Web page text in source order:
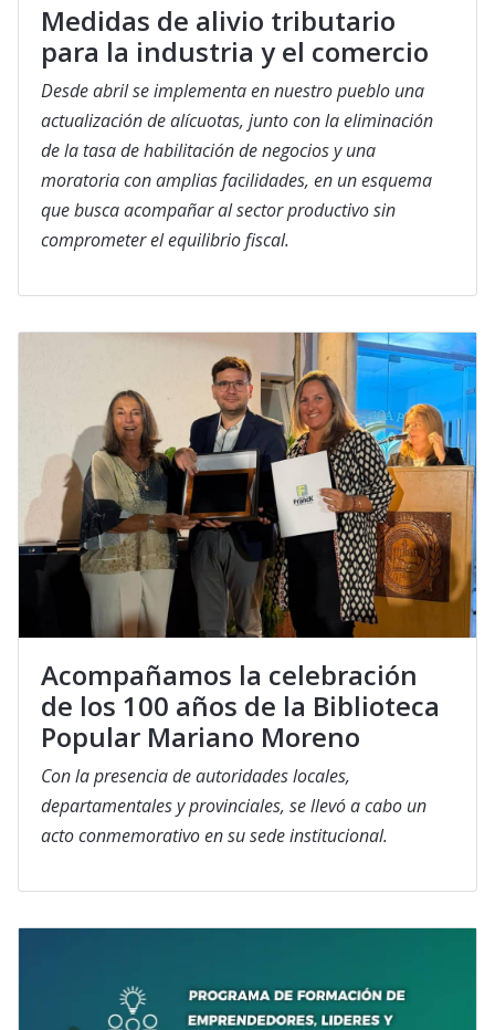
Medidas de alivio tributario
para la industria y el comercio
Desde abril se implementa en nuestro pueblo una
actualización de alícuotas, junto con la eliminación
de la tasa de habilitación de negocios y una
moratoria con amplias facilidades, en un esquema
que busca acompañar al sector productivo sin
comprometer el equilibrio fiscal.
Acompañamos la celebración
de los 100 años de la Biblioteca
Popular Mariano Moreno
Con la presencia de autoridades locales,
departamentales y provinciales, se llevó a cabo un
acto conmemorativo en su sede institucional.